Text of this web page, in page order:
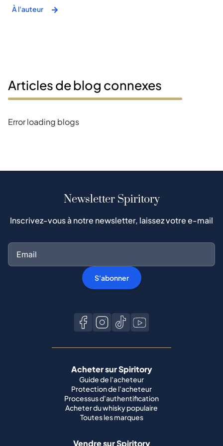
À l'auteur
Articles de blog connexes
Error loading blogs
Newsletter Spiritory
Inscrivez-vous à notre newsletter, laissez votre e-mail
S'abonner
Acheter sur Spiritory
Guide de l'acheteur
Protection de l'acheteur
Processus d'authentification
Acheter du whisky populaire
Toutes les marques
Vendre sur Spiritory